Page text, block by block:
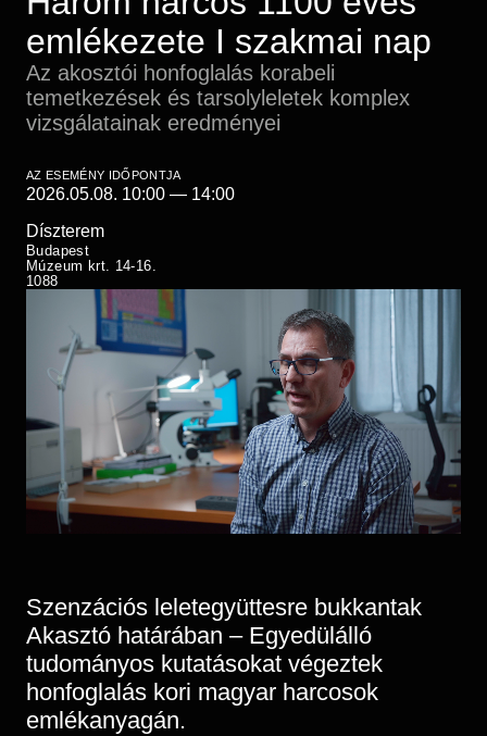
Régészet
Tagintézmények
Felnőttképzés
Közérdekű adatok
Képcsarnok
Történeti Fényképtár
Éremtár
Adattár
emlékezete I szakmai nap
Az akosztói honfoglalás korabeli
temetkezések és tarsolyleletek komplex
vizsgálatainak eredményei
AZ ESEMÉNY IDŐPONTJA
2026.05.08. 10:00 — 14:00
Díszterem
Budapest
Múzeum krt. 14-16.
1088
Szenzációs leletegyüttesre bukkantak
Akasztó határában – Egyedülálló
tudományos kutatásokat végeztek
honfoglalás kori magyar harcosok
emlékanyagán.